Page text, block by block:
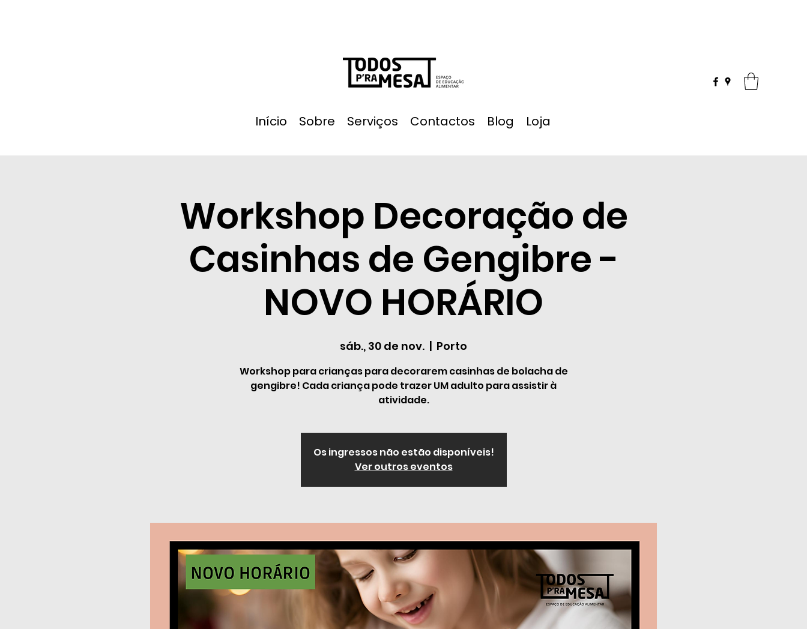
Início Sobre Serviços Contactos Blog Loja
Workshop Decoração de
Casinhas de Gengibre -
NOVO HORÁRIO
sáb., 30 de nov.
  |
Porto
Workshop para crianças para decorarem casinhas de bolacha de
gengibre! Cada criança pode trazer UM adulto para assistir à
atividade.
Os ingressos não estão disponíveis!
Ver outros eventos